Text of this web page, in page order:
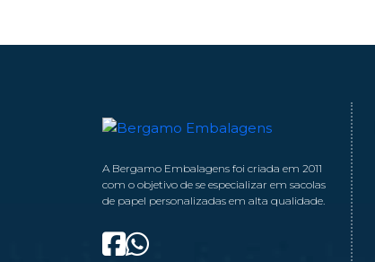
A Bergamo Embalagens foi criada em 2011
com o objetivo de se especializar em sacolas
de papel personalizadas em alta qualidade.